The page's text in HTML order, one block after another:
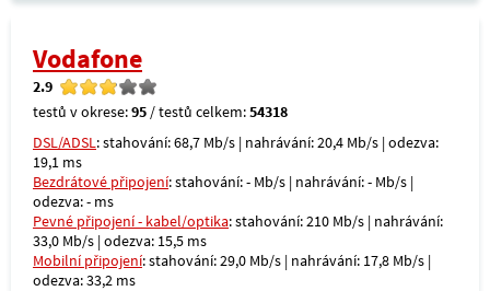
Vodafone
2.9
testů v okrese:95 / testů celkem:54318
DSL/ADSL: stahování: 68,7 Mb/s | nahrávání: 20,4 Mb/s | odezva:
19,1 ms
Bezdrátové připojení: stahování: - Mb/s | nahrávání: - Mb/s |
odezva: - ms
Pevné připojení - kabel/optika: stahování: 210 Mb/s | nahrávání:
33,0 Mb/s | odezva: 15,5 ms
Mobilní připojení: stahování: 29,0 Mb/s | nahrávání: 17,8 Mb/s |
odezva: 33,2 ms